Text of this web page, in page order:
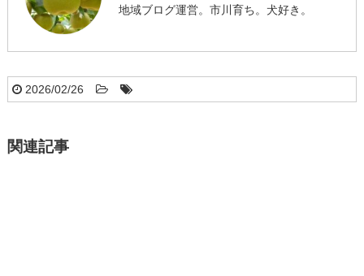
地域ブログ運営。市川育ち。犬好き。
2026/02/26
関連記事